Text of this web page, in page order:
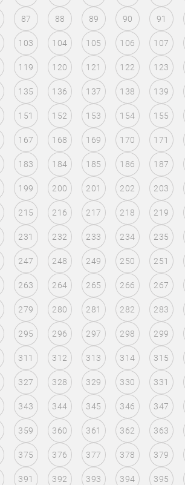
87 88 89 90 91
103 104 105 106 107
119 120 121 122 123
135 136 137 138 139
151 152 153 154 155
167 168 169 170 171
183 184 185 186 187
199 200 201 202 203
215 216 217 218 219
231 232 233 234 235
247 248 249 250 251
263 264 265 266 267
279 280 281 282 283
295 296 297 298 299
311 312 313 314 315
327 328 329 330 331
343 344 345 346 347
359 360 361 362 363
375 376 377 378 379
391 392 393 394 395